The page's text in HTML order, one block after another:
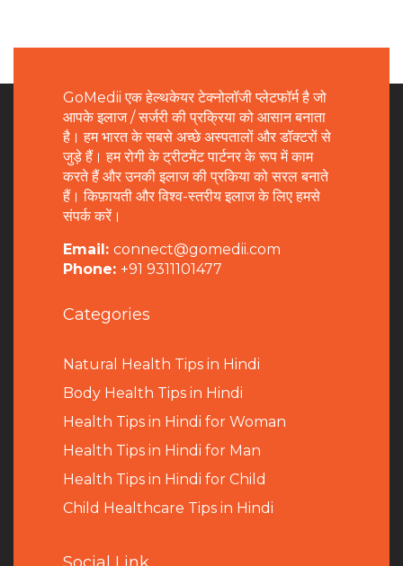
GoMedii एक हेल्थकेयर टेक्नोलॉजी प्लेटफॉर्म है जो
आपके इलाज / सर्जरी की प्रक्रिया को आसान बनाता
है। हम भारत के सबसे अच्छे अस्पतालों और डॉक्टरों से
जुड़े हैं। हम रोगी के ट्रीटमेंट पार्टनर के रूप में काम
करते हैं और उनकी इलाज की प्रकिया को सरल बनाते
हैं। किफ़ायती और विश्व-स्तरीय इलाज के लिए हमसे
संपर्क करें।
Email: connect@gomedii.com
Phone: +91 9311101477
Categories
Natural Health Tips in Hindi
Body Health Tips in Hindi
Health Tips in Hindi for Woman
Health Tips in Hindi for Man
Health Tips in Hindi for Child
Child Healthcare Tips in Hindi
Social Link